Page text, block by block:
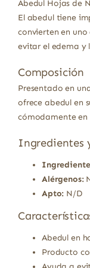
Abedul Hojas de
El abedul tiene
convierten en
evitar el edema y
Composición
Presentado en
ofrece abedul en
cómodamente en
Ingredientes
Alérgenos:
Apto: N/D
Abedul en
Producto